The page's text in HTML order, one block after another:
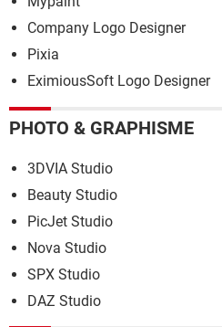
Company Logo Designer
Pixia
EximiousSoft Logo Designer
PHOTO & GRAPHISME
3DVIA Studio
Beauty Studio
PicJet Studio
Nova Studio
SPX Studio
DAZ Studio